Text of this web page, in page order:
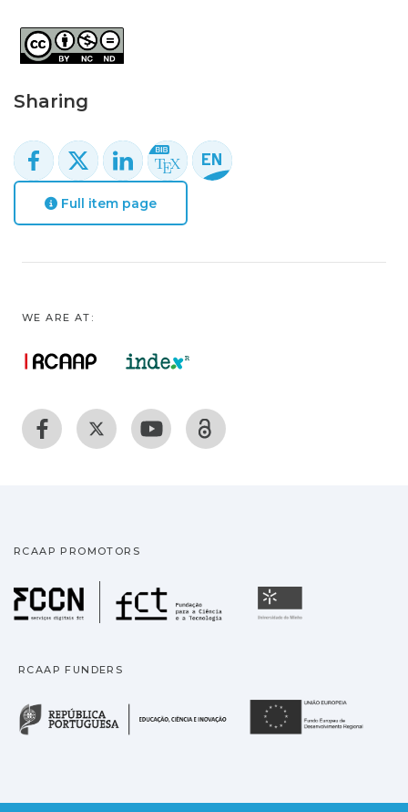
Sharing
Full item page
WE ARE AT:
RCAAP PROMOTORS
Fundação para a
RCAAP FUNDERS
República Portuguesa